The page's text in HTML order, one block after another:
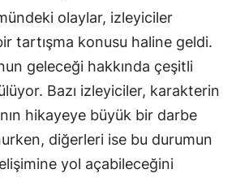
Tekirdağ
Tokat
Trabzon
Tunceli
Şanlıurfa
olaylar, izleyiciler
tartışma konusu haline geldi.
geleceği hakkında çeşitli
Bazı izleyiciler, karakterin
hikayeye büyük bir darbe
diğerleri ise bu durumun
yol açabileceğini